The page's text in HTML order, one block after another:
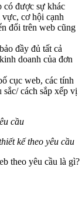
có được sự khác
cơ hội cạnh
đổi trên web cũng
đầy đủ tất cả
doanh của đơn
cục web, các tính
cách sắp xếp vị
kế theo yêu cầu